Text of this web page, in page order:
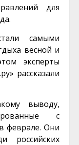
для
самыми
весной и
эксперты
рассказали
выводу,
с
феврале. Они
российских